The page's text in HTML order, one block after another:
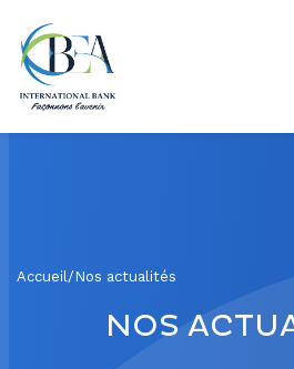
Accueil/Nos actualités
NOS